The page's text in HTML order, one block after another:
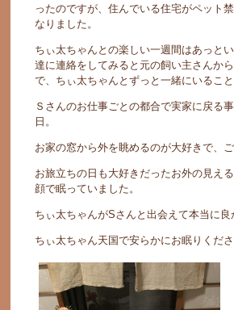
ったのですが、住んでいる住宅がペット
なりました。
ちぃ太ちゃんとの楽しい一週間はあっと
達に連絡をしてみると元の飼い主さんか
で、ちぃ太ちゃんとずっと一緒にいること
Ｓさんのお仕事ごとの都合で実家に戻る
日。
お家の窓から外を眺めるのが大好きで、
お旅立ちの日も大好きだったお外の見え
顔で眠っていました。
ちぃ太ちゃんがSさんと出会えて本当に良
ちぃ太ちゃん天国で安らかにお眠りくださ